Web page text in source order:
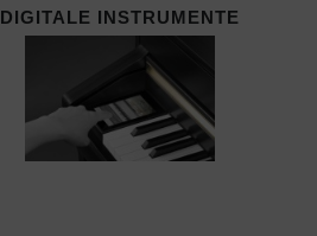
DIGITALE INSTRUMENTE